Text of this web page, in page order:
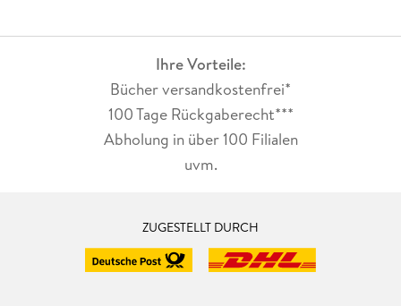
Ihre Vorteile:
Bücher versandkostenfrei*
100 Tage Rückgaberecht***
Abholung in über 100 Filialen
uvm.
ZUGESTELLT DURCH